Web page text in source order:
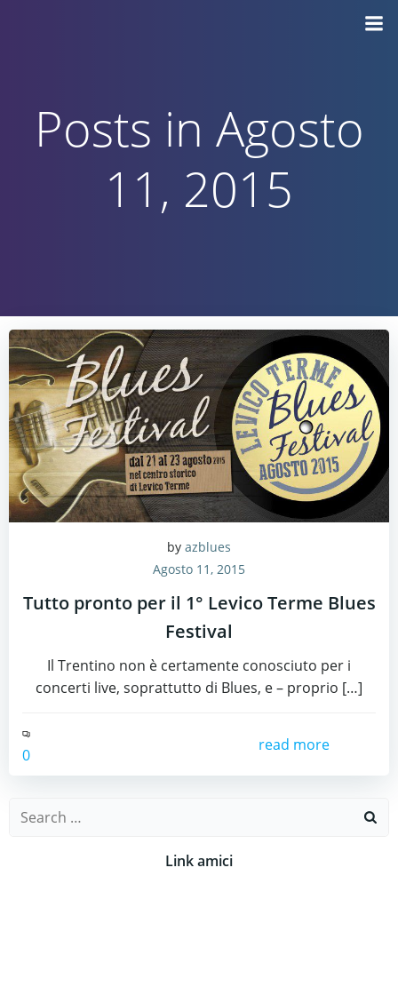
Posts in Agosto
11, 2015
by azblues
Agosto 11, 2015
Tutto pronto per il 1° Levico Terme Blues
Festival
Il Trentino non è certamente conosciuto per i
concerti live, soprattutto di Blues, e – proprio […]
0
read more
Search
Link amici